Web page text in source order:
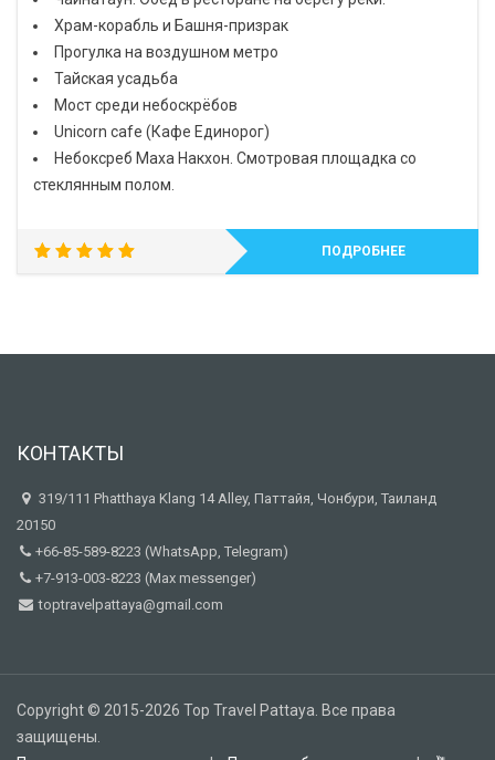
Храм-корабль и Башня-призрак
Прогулка на воздушном метро
Тайская усадьба
Мост среди небоскрёбов
Unicorn cafe (Кафе Единорог)
Небоксреб Маха Накхон. Смотровая площадка со
стеклянным полом.
ПОДРОБНЕЕ
КОНТАКТЫ
319/111 Phatthaya Klang 14 Alley, Паттайя, Чонбури, Таиланд
20150
+66-85-589-8223 (WhatsApp, Telegram)
+7-913-003-8223 (Max messenger)
toptravelpattaya@gmail.com
Copyright © 2015-2026 Top Travel Pattaya. Все права
защищены.